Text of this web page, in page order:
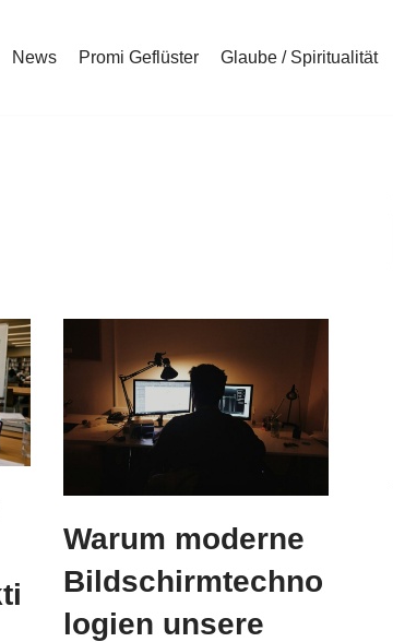
News Promi Geflüster Glaube / Spiritualität
Warum moderne
Bildschirmtechno
logien unsere